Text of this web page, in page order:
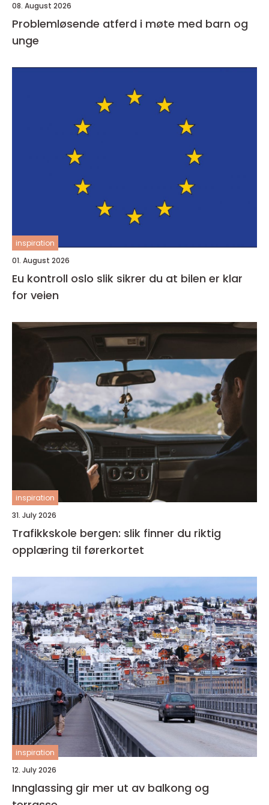
08. August 2026
Problemløsende atferd i møte med barn og
unge
inspiration
01. August 2026
Eu kontroll oslo slik sikrer du at bilen er klar
for veien
inspiration
31. July 2026
Trafikkskole bergen: slik finner du riktig
opplæring til førerkortet
inspiration
12. July 2026
Innglassing gir mer ut av balkong og